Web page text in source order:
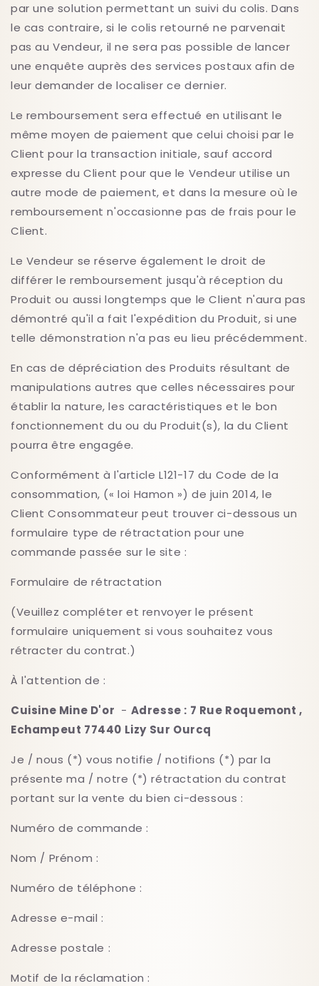
par une solution permettant un suivi du colis. Dans
le cas contraire, si le colis retourné ne parvenait
pas au Vendeur, il ne sera pas possible de lancer
une enquête auprès des services postaux afin de
leur demander de localiser ce dernier.
Le remboursement sera effectué en utilisant le
même moyen de paiement que celui choisi par le
Client pour la transaction initiale, sauf accord
expresse du Client pour que le Vendeur utilise un
autre mode de paiement, et dans la mesure où le
remboursement n'occasionne pas de frais pour le
Client.
Le Vendeur se réserve également le droit de
différer le remboursement jusqu'à réception du
Produit ou aussi longtemps que le Client n'aura pas
démontré qu'il a fait l'expédition du Produit, si une
telle démonstration n'a pas eu lieu précédemment.
En cas de dépréciation des Produits résultant de
manipulations autres que celles nécessaires pour
établir la nature, les caractéristiques et le bon
fonctionnement du ou du Produit(s), la du Client
pourra être engagée.
Conformément à l'article L121-17 du Code de la
consommation, (« loi Hamon ») de juin 2014, le
Client Consommateur peut trouver ci-dessous un
formulaire type de rétractation pour une
commande passée sur le site :
Formulaire de rétractation
(Veuillez compléter et renvoyer le présent
formulaire uniquement si vous souhaitez vous
rétracter du contrat.)
À l'attention de :
Cuisine Mine D'or - Adresse : 7 Rue Roquemont ,
Echampeut 77440 Lizy Sur Ourcq
Je / nous (*) vous notifie / notifions (*) par la
présente ma / notre (*) rétractation du contrat
portant sur la vente du bien ci-dessous :
Numéro de commande :
Nom / Prénom :
Numéro de téléphone :
Adresse e-mail :
Adresse postale :
Motif de la réclamation :